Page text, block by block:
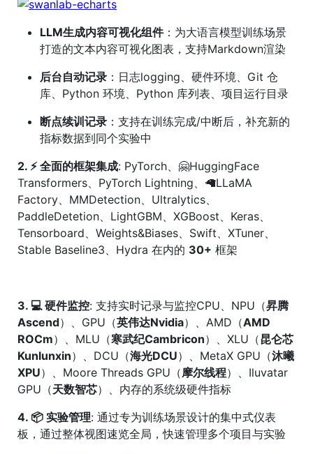
LLM生成内容可视化组件：为大语言模型训练场景
打造的文本内容可视化图表，支持Markdown渲染
后台自动记录 ：日志logging、硬件环境、Git 仓
库、Python 环境、Python 库列表、项目运行目录
断点续训记录 ：支持在训练完成/中断后，补充新的
指标数据到同个实验中
2. ⚡️ 全面的框架集成: PyTorch、🤗HuggingFace
Transformers、PyTorch Lightning、🦙LLaMA
Factory、MMDetection、Ultralytics、
PaddleDetetion、LightGBM、XGBoost、Keras、
Tensorboard、Weights&Biases、Swift、XTuner、
Stable Baseline3、Hydra 在内的 30+ 框架
3. 💻 硬件监控: 支持实时记录与监控CPU、NPU（昇腾
Ascend）、GPU（英伟达Nvidia）、AMD（AMD
ROCm）、MLU（寒武纪Cambricon）、XLU（昆仑芯
Kunlunxin）、DCU（海光DCU）、MetaX GPU（沐曦
XPU）、Moore Threads GPU（摩尔线程）、Iluvatar
GPU（天数智芯）、内存的系统级硬件指标
4. 📦 实验管理: 通过专为训练场景设计的集中式仪表
板，通过整体视图速览全局，快速管理多个项目与实验